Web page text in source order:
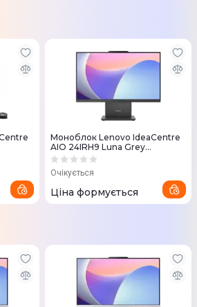
Моноблок Lenovo IdeaCentre
AIO 24IRH9 Luna Grey
(F0HN00TQUO)
Очікується
Ціна формується